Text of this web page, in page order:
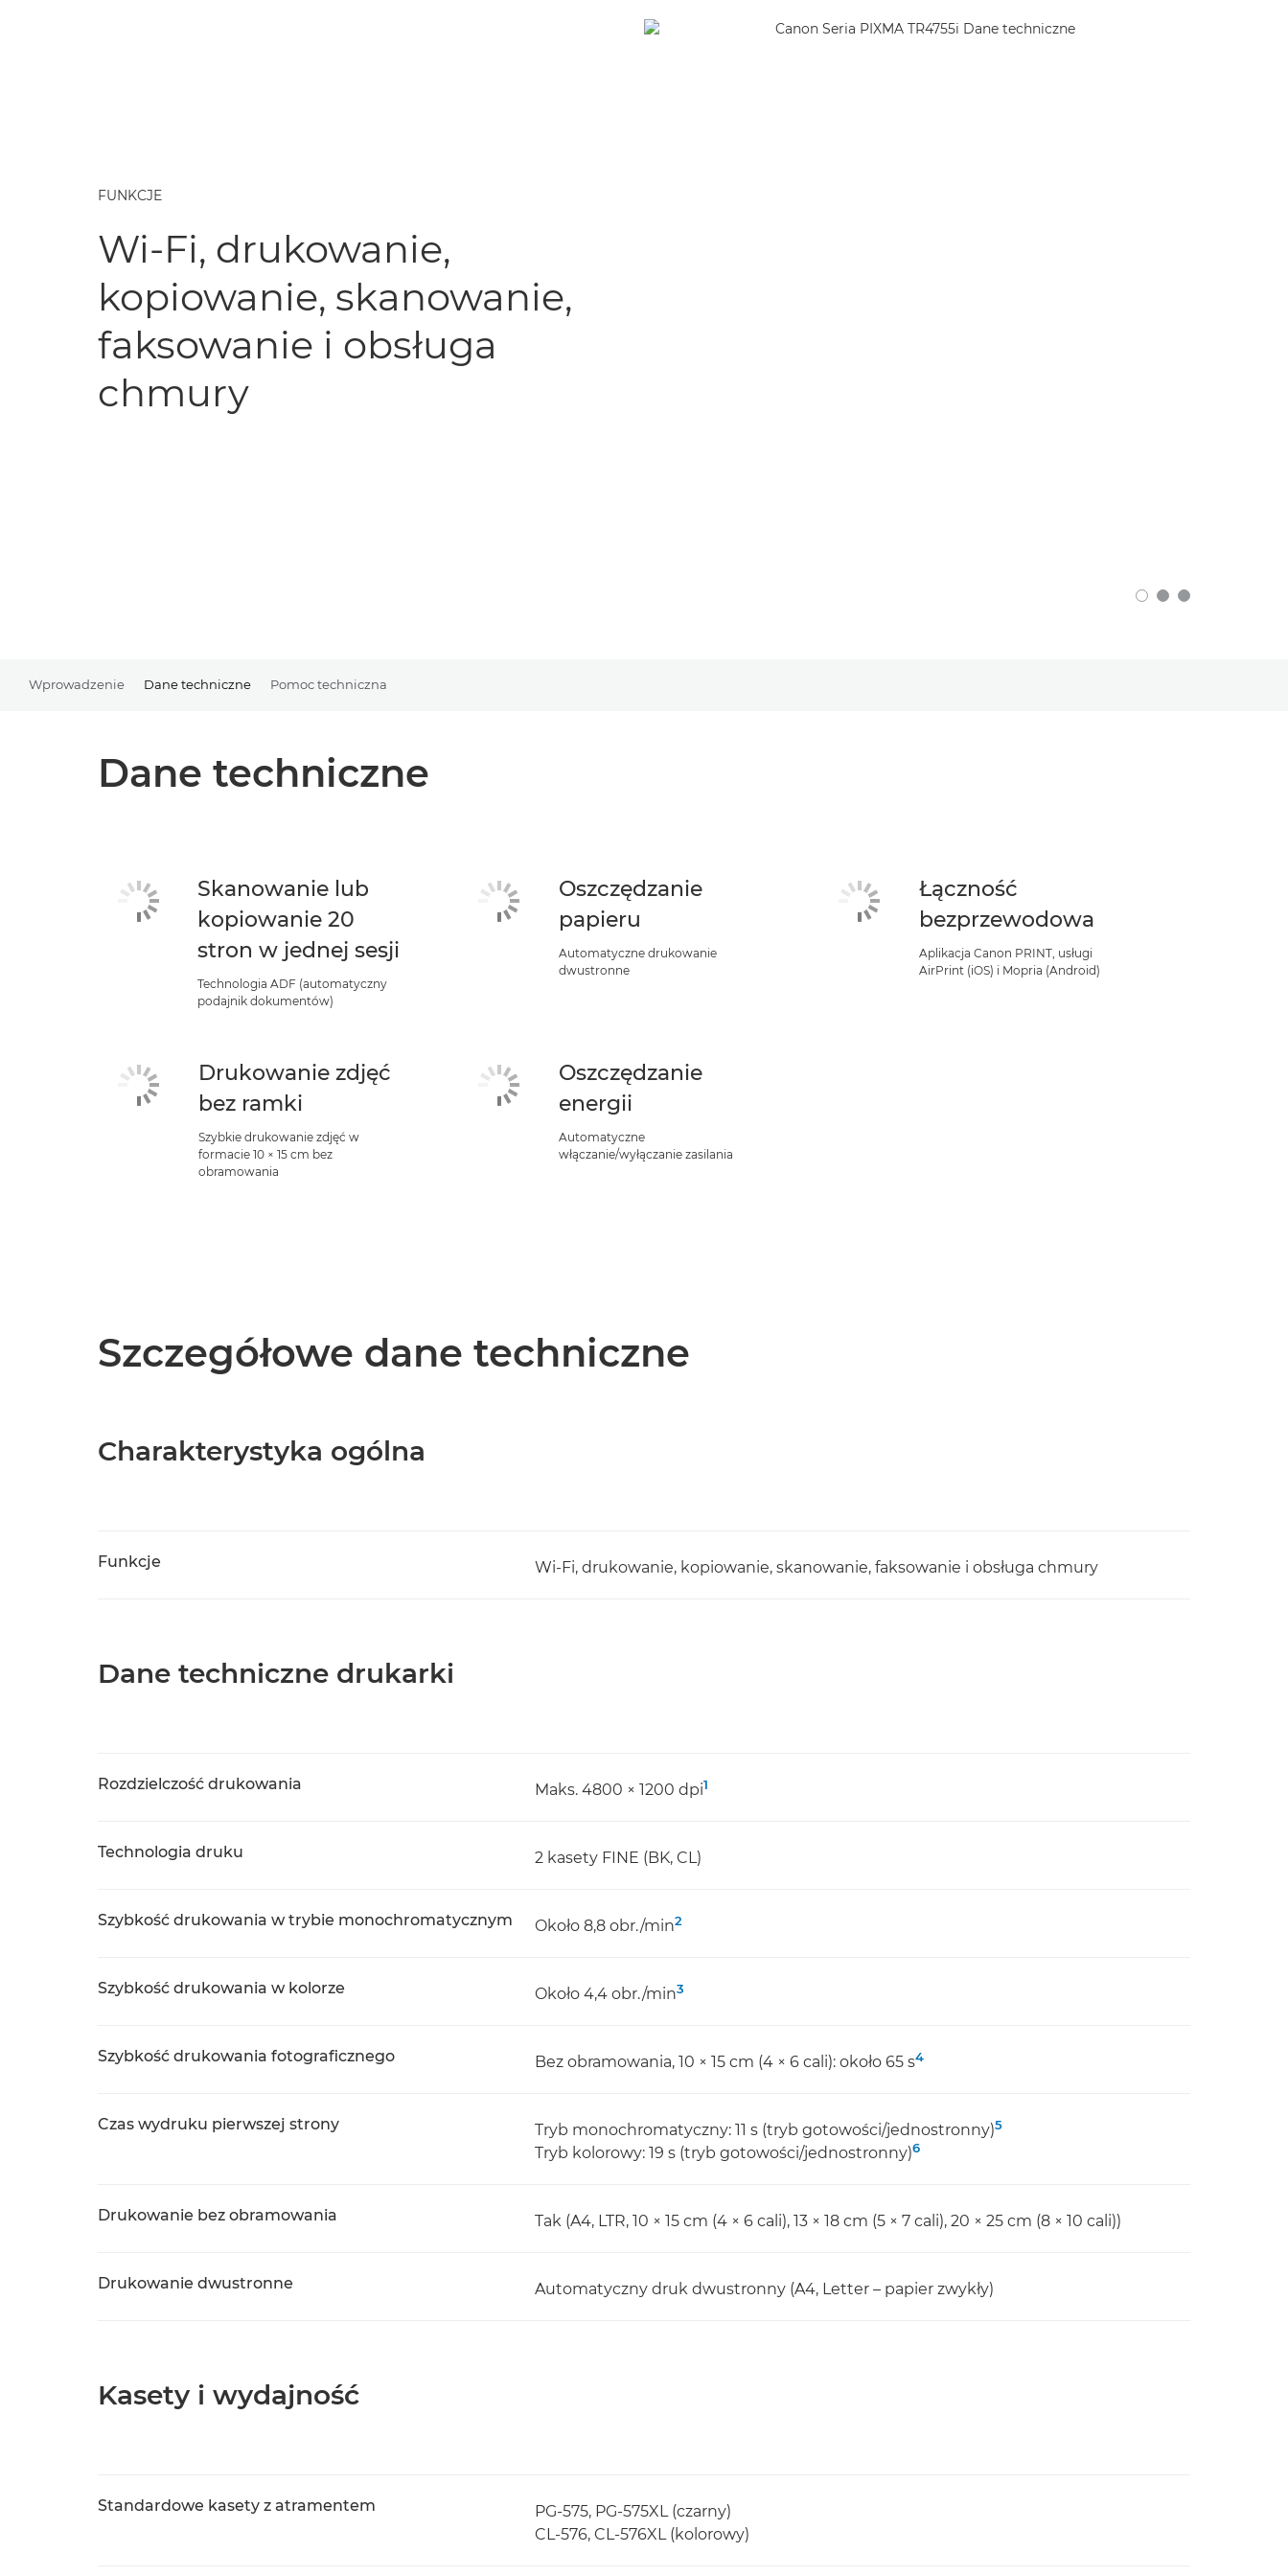
FUNKCJE
Wi-Fi, drukowanie,
kopiowanie, skanowanie,
faksowanie i obsługa
chmury
Wprowadzenie Dane techniczne Pomoc techniczna
Dane techniczne
Skanowanie lub
kopiowanie 20
stron w jednej sesji
Technologia ADF (automatyczny
podajnik dokumentów)
Oszczędzanie
papieru
Automatyczne drukowanie
dwustronne
Łączność
bezprzewodowa
Aplikacja Canon PRINT, usługi
AirPrint (iOS) i Mopria (Android)
Drukowanie zdjęć
bez ramki
Szybkie drukowanie zdjęć w
formacie 10 × 15 cm bez
obramowania
Oszczędzanie
energii
Automatyczne
włączanie/wyłączanie zasilania
Szczegółowe dane techniczne
Charakterystyka ogólna
Funkcje Wi-Fi, drukowanie, kopiowanie, skanowanie, faksowanie i obsługa chmury
Dane techniczne drukarki
Rozdzielczość drukowania Maks. 4800 × 1200 dpi1
Technologia druku 2 kasety FINE (BK, CL)
Szybkość drukowania w trybie monochromatycznym Około 8,8 obr./min2
Szybkość drukowania w kolorze Około 4,4 obr./min3
Szybkość drukowania fotograficznego Bez obramowania, 10 × 15 cm (4 × 6 cali): około 65 s4
Czas wydruku pierwszej strony Tryb monochromatyczny: 11 s (tryb gotowości/jednostronny)5
Tryb kolorowy: 19 s (tryb gotowości/jednostronny)6
Drukowanie bez obramowania Tak (A4, LTR, 10 × 15 cm (4 × 6 cali), 13 × 18 cm (5 × 7 cali), 20 × 25 cm (8 × 10 cali))
Drukowanie dwustronne Automatyczny druk dwustronny (A4, Letter – papier zwykły)
Kasety i wydajność
Standardowe kasety z atramentem
PG-575, PG-575XL (czarny)
CL-576, CL-576XL (kolorowy)